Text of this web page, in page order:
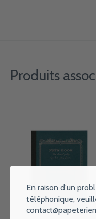
Produits
En raison d'un
téléphonique,